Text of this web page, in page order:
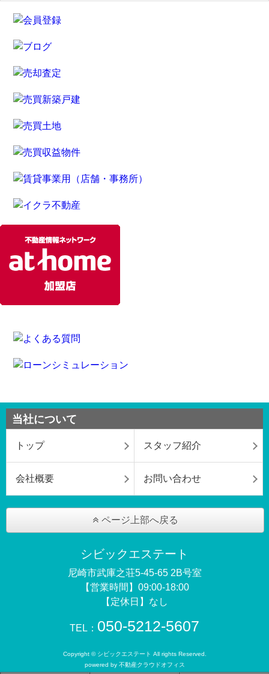
当社について
トップ スタッフ紹介
会社概要 お問い合わせ
ページ上部へ戻る
シビックエステート
尼崎市武庫之荘5-45-65 2B号室
【営業時間】09:00-18:00
【定休日】なし
TEL： 050-5212-5607
Copyright © シビックエステート All rights Reserved.
powered by 不動産クラウドオフィス